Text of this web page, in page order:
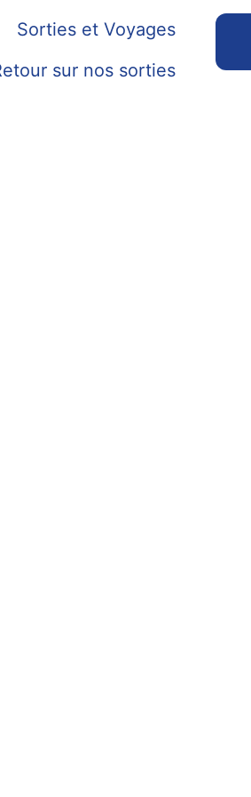
Sorties et Voyages
sur nos sorties